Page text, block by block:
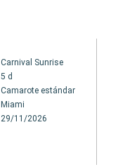
Carnival Sunrise
5 d
Camarote estándar
Miami
29/11/2026